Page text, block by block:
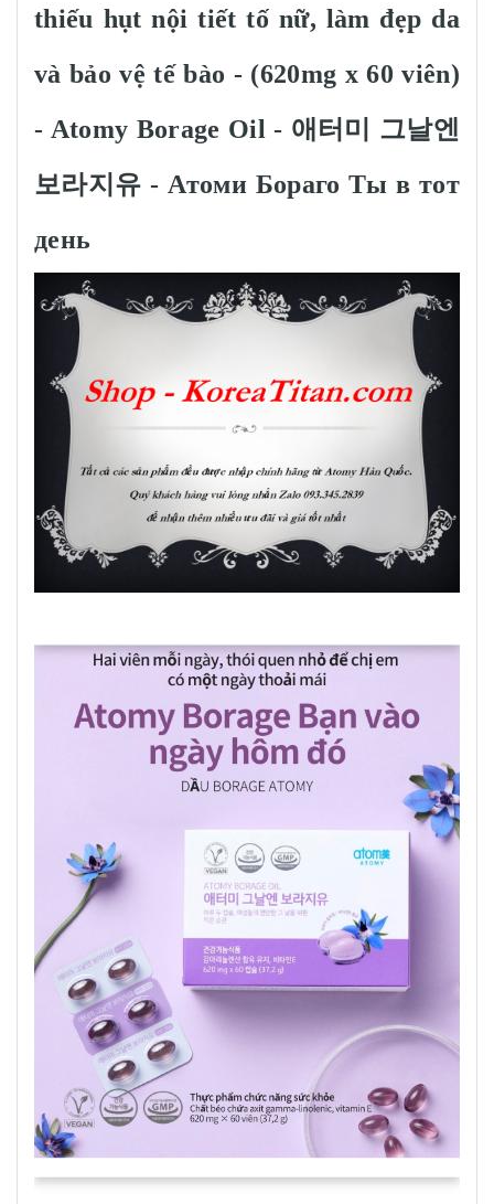
thiếu hụt nội tiết tố nữ, làm đẹp da
và bảo vệ tế bào - (620mg x 60 viên)
- Atomy Borage Oil - 애터미 그날엔
보라지유 - Атоми Бораго Ты в тот
день